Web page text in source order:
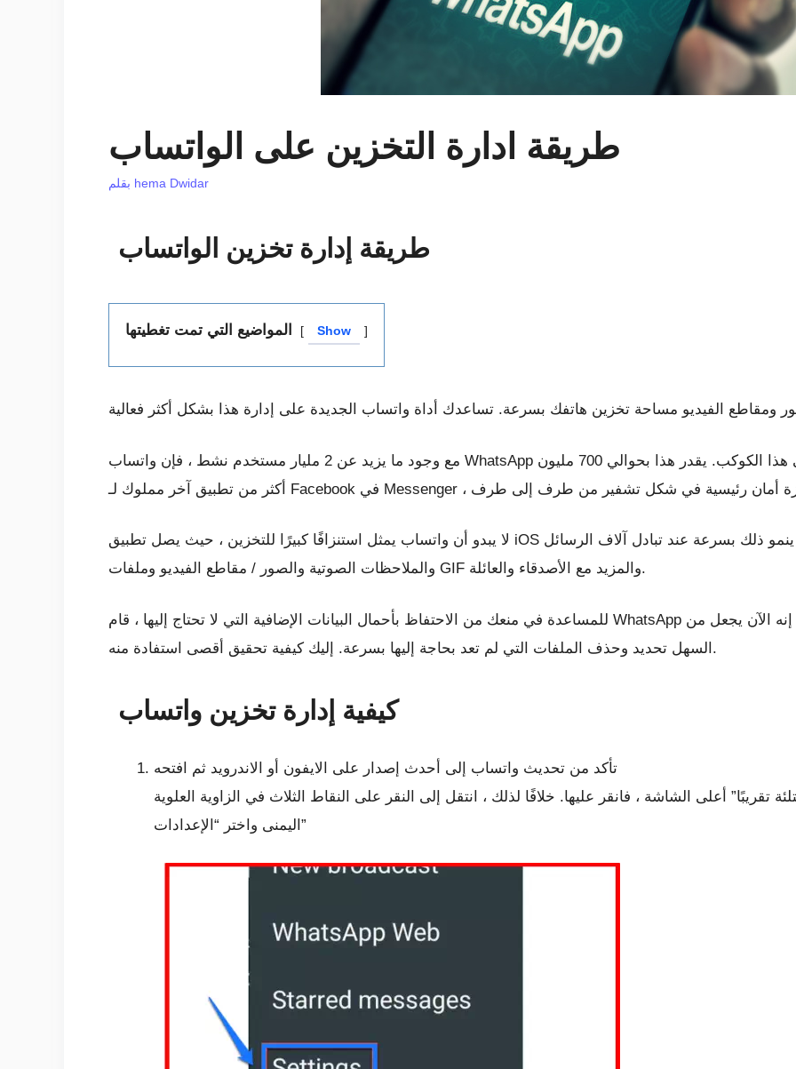
طريقة ادارة التخزين على الواتساب
hema Dwidar
طريقة إدارة تخزين الواتساب
المواضيع التي تمت تغطيتها Show
ومقاطع الفيديو مساحة تخزين هاتفك بسرعة. تساعدك أداة واتساب الجديدة على إدارة هذا بشكل أكثر فعالية
مع وجود ما يزيد عن 2 مليار مستخدم نشط ، فإن واتساب WhatsApp هو أكثر تطبيقات المراسلة الفورية شهرة على هذا الكوكب. يقدر هذا بحوالي 700 مليون
لا يبدو أن واتساب يمثل استنزافًا كبيرًا للتخزين ، حيث يصل تطبيق iOS إلى حوالي 150 ميجابايت. ومع ذلك ، يمكن أن ينمو ذلك بسرعة عند تبادل آلاف الرسائل
والملاحظات الصوتية والصور / مقاطع الفيديو وملفات GIF والمزيد مع الأصدقاء والعائلة.
للمساعدة في منعك من الاحتفاظ بأحمال البيانات الإضافية التي لا تحتاج إليها ، قام WhatsApp مؤخرًا بتجديد أداة إدارة التخزين المدمجة. إنه الآن يجعل من
السهل تحديد وحذف الملفات التي لم تعد بحاجة إليها بسرعة. إليك كيفية تحقيق أقصى استفادة منه.
كيفية إدارة تخزين واتساب
تأكد من تحديث واتساب إلى أحدث إصدار على الايفون أو الاندرويد ثم افتحه
تقريبًا” أعلى الشاشة ، فانقر عليها. خلافًا لذلك ، انتقل إلى النقر على النقاط الثلاث في الزاوية العلوية
اليمنى واختر “الإعدادات”